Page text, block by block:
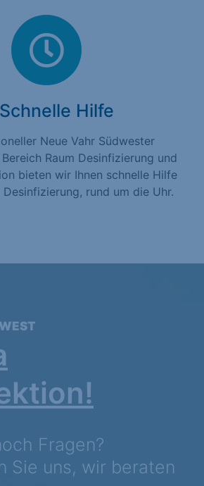
Hilfe
Neue Vahr Südwester
Raum Desinfizierung und
bieten wir Ihnen schnelle Hilfe
rund um die Uhr.
Fragen?
Sie uns, wir beraten